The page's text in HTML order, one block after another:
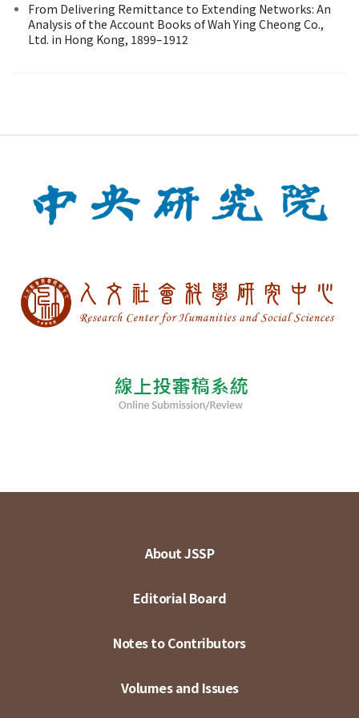
From Delivering Remittance to Extending Networks: An
Analysis of the Account Books of Wah Ying Cheong Co.,
Ltd. in Hong Kong, 1899–1912
About JSSP
Editorial Board
Notes to Contributors
Volumes and Issues